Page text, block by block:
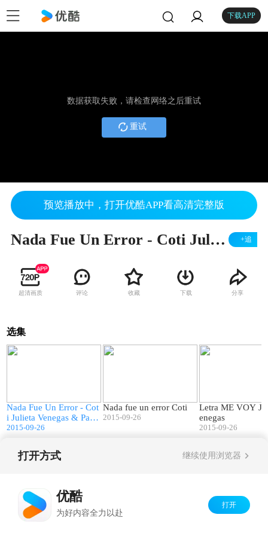
下载APP
数据获取失败，请检查网络之后重试
重试
预览播放中，打开优酷APP看高清完整版
Nada Fue Un Error - Coti Julieta Venegas & Paulina Rubio Letra +追
超清画质 评论 收藏 下载 分享
选集
Nada Fue Un Error - Cot
i Julieta Venegas & Pauli
na Rubio Letra
2015-09-26
Nada fue un error Coti
2015-09-26
Letra ME VOY Julieta V
enegas
2015-09-26
打开方式 继续使用浏览器
优酷
为好内容全力以赴
打开